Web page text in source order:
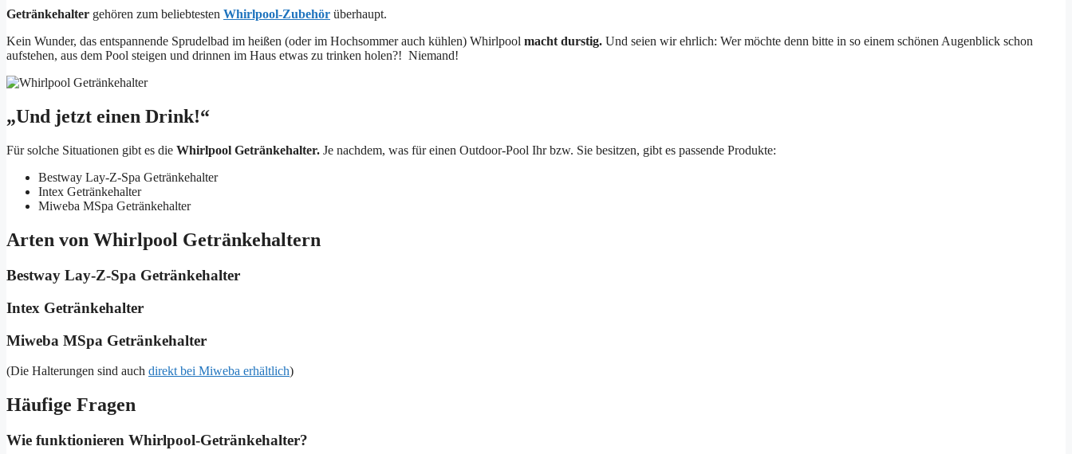
Getränkehalter gehören zum beliebtesten Whirlpool-Zubehör überhaupt.
Kein Wunder, das entspannende Sprudelbad im heißen (oder im Hochsommer auch kühlen) Whirlpool macht durstig. Und seien wir ehrlich: Wer möchte denn bitte in so einem schönen Augenblick schon
aufstehen, aus dem Pool steigen und drinnen im Haus etwas zu trinken holen?! Niemand!
„Und jetzt einen Drink!“
Für solche Situationen gibt es die Whirlpool Getränkehalter. Je nachdem, was für einen Outdoor-Pool Ihr bzw. Sie besitzen, gibt es passende Produkte:
Bestway Lay-Z-Spa Getränkehalter
Intex Getränkehalter
Miweba MSpa Getränkehalter
Arten von Whirlpool Getränkehaltern
Bestway Lay-Z-Spa Getränkehalter
Intex Getränkehalter
Miweba MSpa Getränkehalter
(Die Halterungen sind auch direkt bei Miweba erhältlich)
Häufige Fragen
Wie funktionieren Whirlpool-Getränkehalter?